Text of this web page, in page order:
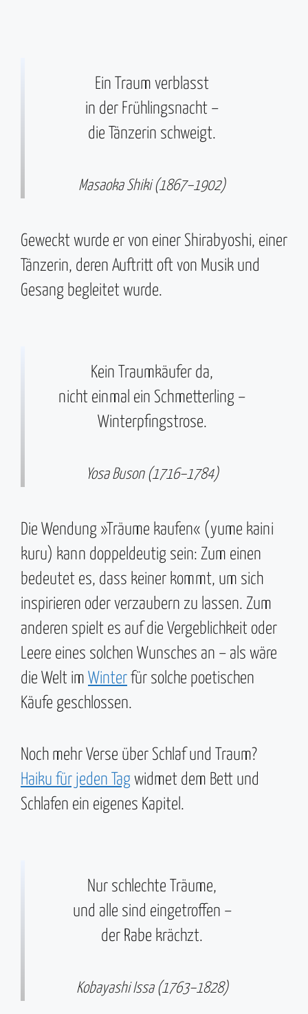
Ein Traum verblasst
in der Frühlingsnacht –
die Tänzerin schweigt.
Masaoka Shiki (1867–1902)
Geweckt wurde er von einer Shirabyoshi, einer
Tänzerin, deren Auftritt oft von Musik und
Gesang begleitet wurde.
Kein Traumkäufer da,
nicht einmal ein Schmetterling –
Winterpfingstrose.
Yosa Buson (1716–1784)
Die Wendung »Träume kaufen« (yume kaini
kuru) kann doppeldeutig sein: Zum einen
bedeutet es, dass keiner kommt, um sich
inspirieren oder verzaubern zu lassen. Zum
anderen spielt es auf die Vergeblichkeit oder
Leere eines solchen Wunsches an – als wäre
die Welt im Winter für solche poetischen
Käufe geschlossen.
Noch mehr Verse über Schlaf und Traum?
Haiku für jeden Tag widmet dem Bett und
Schlafen ein eigenes Kapitel.
Nur schlechte Träume,
und alle sind eingetroffen –
der Rabe krächzt.
Kobayashi Issa (1763–1828)